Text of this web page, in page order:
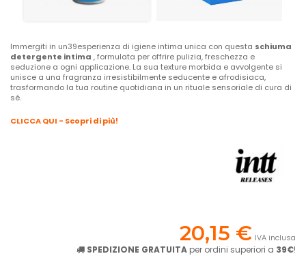
Immergiti in un39esperienza di igiene intima unica con questa schiuma
detergente intima , formulata per offrire pulizia, freschezza e
seduzione a ogni applicazione. La sua texture morbida e avvolgente si
unisce a una fragranza irresistibilmente seducente e afrodisiaca,
trasformando la tua routine quotidiana in un rituale sensoriale di cura di
sé.
CLICCA QUI - Scopri di più!
20,15 € IVA inclusa
SPEDIZIONE GRATUITA per ordini superiori a 39€!